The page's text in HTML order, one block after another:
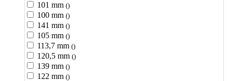
101 mm ()
100 mm ()
141 mm ()
105 mm ()
113,7 mm ()
120,5 mm ()
139 mm ()
122 mm ()